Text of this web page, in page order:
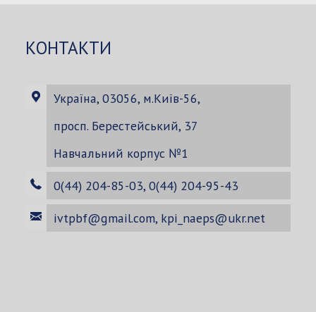
КОНТАКТИ
Україна, 03056, м.Київ-56,
просп. Берестейський, 37
Навчальний корпус №1
0(44) 204-85-03, 0(44) 204-95-43
ivtpbf@gmail.com, kpi_naeps@ukr.net